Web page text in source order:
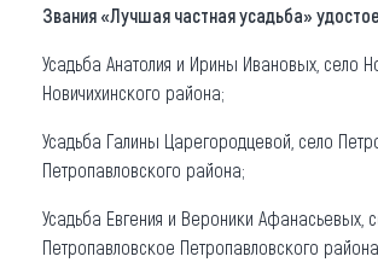
Звания «Лучшая частная усадьба»
Усадьба Анатолия и Ирины Ивановых, село
Новичихинского района;
Усадьба Галины Царегородцевой, село
Петропавловского района;
Усадьба Евгения и Вероники Афанасьевых,
Петропавловское Петропавловского